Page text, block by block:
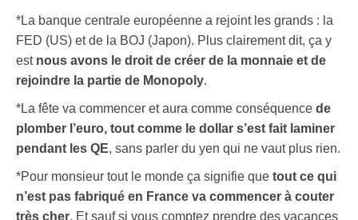
*La banque centrale européenne a rejoint les grands : la
FED (US) et de la BOJ (Japon). Plus clairement dit, ça y
est nous avons le droit de créer de la monnaie et de
rejoindre la partie de Monopoly.
*La fête va commencer et aura comme conséquence de
plomber l’euro, tout comme le dollar s’est fait laminer
pendant les QE, sans parler du yen qui ne vaut plus rien.
*Pour monsieur tout le monde ça signifie que tout ce qui
n’est pas fabriqué en France va commencer à couter
très cher. Et sauf si vous comptez prendre des vacances